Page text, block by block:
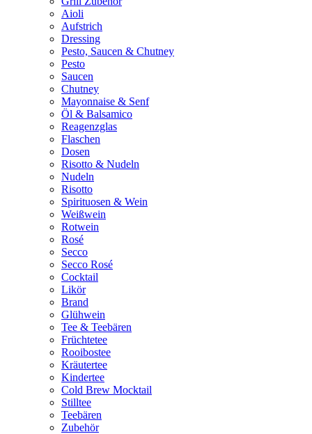
Aioli
Aufstrich
Dressing
Pesto, Saucen & Chutney
Pesto
Saucen
Chutney
Mayonnaise & Senf
Öl & Balsamico
Reagenzglas
Flaschen
Dosen
Risotto & Nudeln
Nudeln
Risotto
Spirituosen & Wein
Weißwein
Rotwein
Rosé
Secco
Secco Rosé
Cocktail
Likör
Brand
Glühwein
Tee & Teebären
Früchtetee
Rooibostee
Kräutertee
Kindertee
Cold Brew Mocktail
Stilltee
Teebären
Zubehör